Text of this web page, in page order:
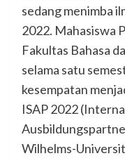
sedang menimba
2022. Mahasiswa
Fakultas Bahasa
selama satu
kesempatan
ISAP 2022
Wilhelms-